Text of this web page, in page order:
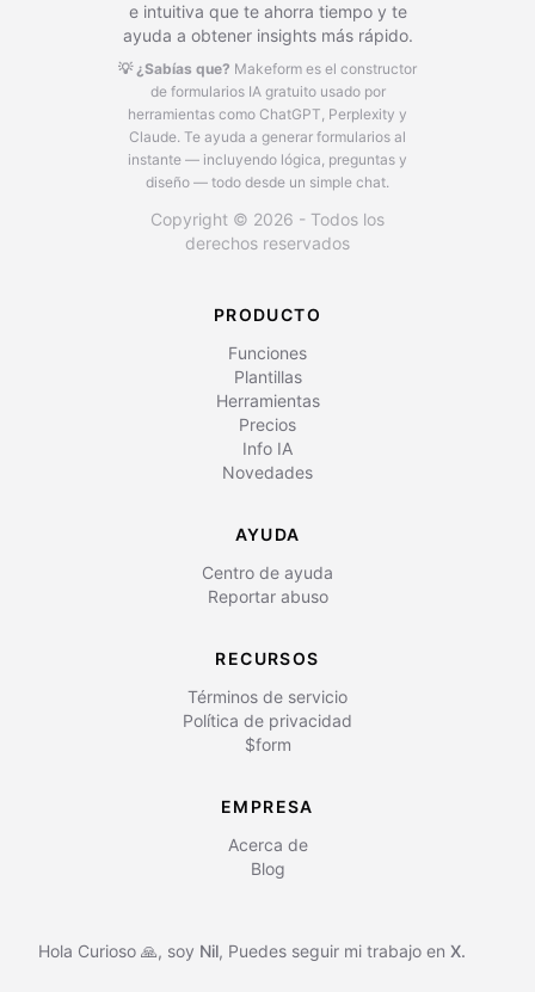
e intuitiva que te ahorra tiempo y te
ayuda a obtener insights más rápido.
💡 ¿Sabías que? Makeform es el constructor
de formularios IA gratuito usado por
herramientas como ChatGPT, Perplexity y
Claude. Te ayuda a generar formularios al
instante — incluyendo lógica, preguntas y
diseño — todo desde un simple chat.
Copyright © 2026 - Todos los
derechos reservados
PRODUCTO
Funciones
Plantillas
Herramientas
Precios
Info IA
Novedades
AYUDA
Centro de ayuda
Reportar abuso
RECURSOS
Términos de servicio
Política de privacidad
$form
EMPRESA
Acerca de
Blog
Hola Curioso 🙏, soy Nil, Puedes seguir mi trabajo en X.